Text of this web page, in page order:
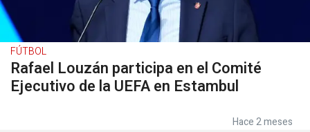
FÚTBOL
Rafael Louzán participa en el Comité
Ejecutivo de la UEFA en Estambul
Hace 2 meses